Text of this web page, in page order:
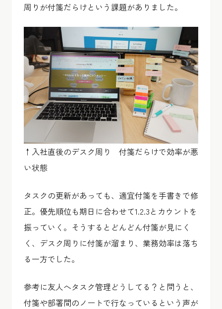
周りが付箋だらけという課題がありました。
↑入社直後のデスク周り 付箋だらけで効率が悪
い状態
タスクの更新があっても、適宜付箋を手書きで修
正。優先順位も期日に合わせて1.2.3とカウントを
振っていく。そうするとどんどん付箋が見にく
く、デスク周りに付箋が溜まり、業務効率は落ち
る一方でした。
参考に友人へタスク管理どうしてる？と問うと、
付箋や部署間のノートで行なっているという声が